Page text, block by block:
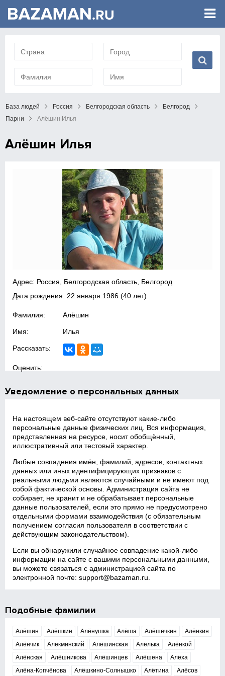
База людей Россия Белгородская область
Белгород
Парни
Алёшин Илья
Алёшин Илья
Адрес: Россия, Белгородская область, Белгород
Дата рождения: 22 января 1986 (40 лет)
Фамилия: Алёшин
Имя: Илья
Рассказать:
Оценить:
Уведомление о персональных данных
На настоящем веб‑сайте отсутствуют какие‑либо
персональные данные физических лиц. Вся информация,
представленная на ресурсе, носит обобщённый,
иллюстративный или тестовый характер.
Любые совпадения имён, фамилий, адресов, контактных
данных или иных идентифицирующих признаков с
реальными людьми являются случайными и не имеют под
собой фактической основы. Администрация сайта не
собирает, не хранит и не обрабатывает персональные
данные пользователей, если это прямо не предусмотрено
отдельными формами взаимодействия (с обязательным
получением согласия пользователя в соответствии с
действующим законодательством).
Если вы обнаружили случайное совпадение какой‑либо
информации на сайте с вашими персональными данными,
вы можете связаться с администрацией сайта по
электронной почте:support@bazaman.ru
Подобные фамилии
Алёшин Алёшкин Алёнушка Алёша Алёшечкин
Алёнкин
Алёнчик
Алёкминский Алёшинская Алёлька
Алёнкой
Алёнская
Алёшникова Алёшинцев Алёшена
Алёха
Алёна-Копчёнова
Алёшкино-Солнышко Алётина Алёсов